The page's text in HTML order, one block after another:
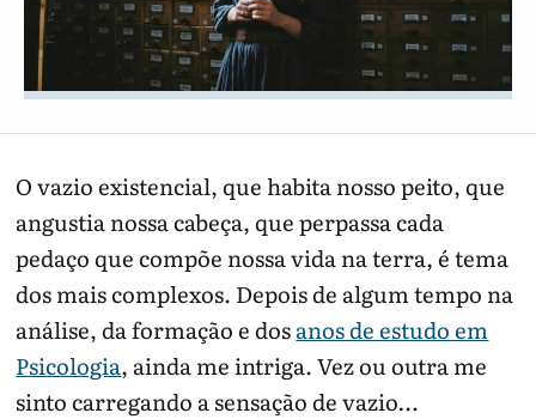
O vazio existencial, que habita nosso peito, que
angustia nossa cabeça, que perpassa cada
pedaço que compõe nossa vida na terra, é tema
dos mais complexos. Depois de algum tempo na
análise, da formação e dosanos de estudo em
Psicologia, ainda me intriga. Vez ou outra me
sinto carregando a sensação de vazio…